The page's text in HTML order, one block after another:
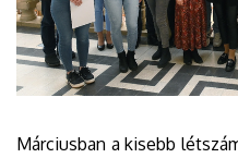
Márciusban a kisebb